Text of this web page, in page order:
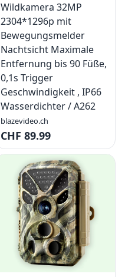
Wildkamera 32MP
2304*1296p mit
Bewegungsmelder
Nachtsicht Maximale
Entfernung bis 90 Füße,
0,1s Trigger
Geschwindigkeit , IP66
Wasserdichter / A262
blazevideo.ch
CHF 89.99